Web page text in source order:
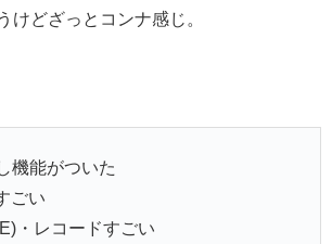
けどざっとコンナ感じ。
機能がついた
ごい
・レコードすごい